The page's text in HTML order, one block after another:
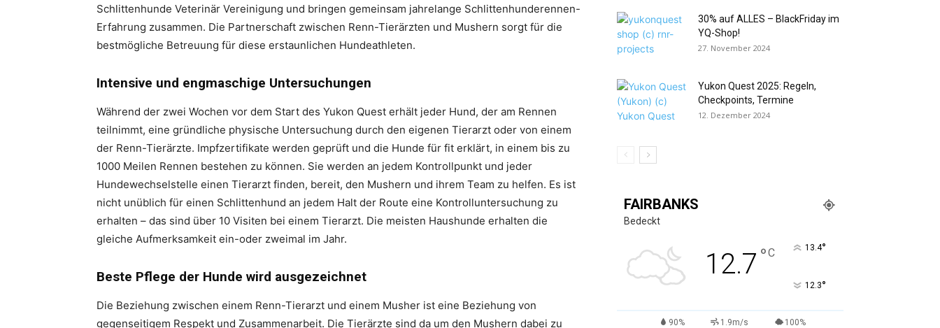
Schlittenhunde Veterinär Vereinigung und bringen gemeinsam jahrelange Schlittenhunderennen-
Erfahrung zusammen. Die Partnerschaft zwischen Renn-Tierärzten und Mushern sorgt für die
bestmögliche Betreuung für diese erstaunlichen Hundeathleten.
Intensive und engmaschige Untersuchungen
Während der zwei Wochen vor dem Start des Yukon Quest erhält jeder Hund, der am Rennen
teilnimmt, eine gründliche physische Untersuchung durch den eigenen Tierarzt oder von einem
der Renn-Tierärzte. Impfzertifikate werden geprüft und die Hunde für fit erklärt, in einem bis zu
1000 Meilen Rennen bestehen zu können. Sie werden an jedem Kontrollpunkt und jeder
Hundewechselstelle einen Tierarzt finden, bereit, den Mushern und ihrem Team zu helfen. Es ist
nicht unüblich für einen Schlittenhund an jedem Halt der Route eine Kontrolluntersuchung zu
erhalten – das sind über 10 Visiten bei einem Tierarzt. Die meisten Haushunde erhalten die
gleiche Aufmerksamkeit ein-oder zweimal im Jahr.
Beste Pflege der Hunde wird ausgezeichnet
Die Beziehung zwischen einem Renn-Tierarzt und einem Musher ist eine Beziehung von
gegenseitigem Respekt und Zusammenarbeit. Die Tierärzte sind da um den Mushern dabei zu
30% auf ALLES – BlackFriday im
YQ-Shop!
27. November 2024
Yukon Quest 2025: Regeln,
Checkpoints, Termine
12. Dezember 2024
FAIRBANKS
Bedeckt
12.7 °C 13.4°
12.3°
90% 1.9m/s 100%